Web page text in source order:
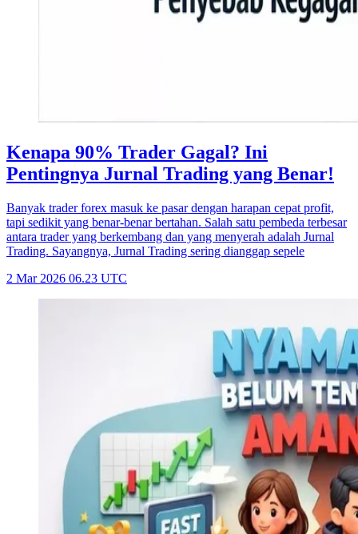
Kenapa 90% Trader Gagal? Ini
Pentingnya Jurnal Trading yang Benar!
Banyak trader forex masuk ke pasar dengan harapan cepat profit,
tapi sedikit yang benar-benar bertahan. Salah satu pembeda terbesar
antara trader yang berkembang dan yang menyerah adalah Jurnal
Trading. Sayangnya, Jurnal Trading sering dianggap sepele
2 Mar 2026 06.23 UTC